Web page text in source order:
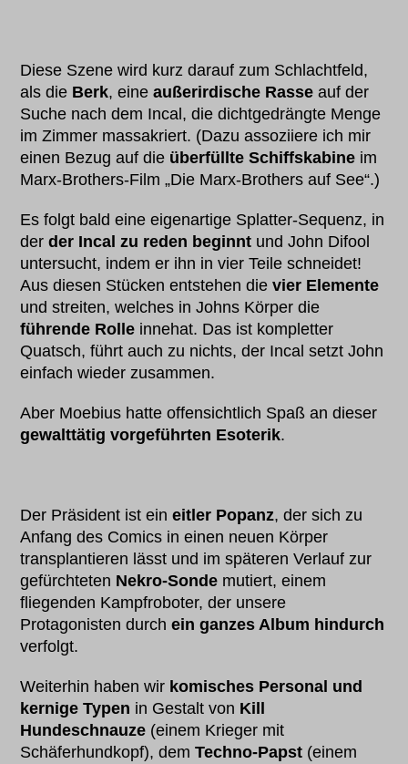
Diese Szene wird kurz darauf zum Schlachtfeld,
als die Berk, eineaußerirdische Rasse auf der
Suche nach dem Incal, die dichtgedrängte Menge
im Zimmer massakriert. (Dazu assoziiere ich mir
einen Bezug auf die überfüllte Schiffskabine im
Marx-Brothers-Film „Die Marx-Brothers auf See“.)
Es folgt bald eine eigenartige Splatter-Sequenz, in
derder Incal zu reden beginnt und John Difool
untersucht, indem er ihn in vier Teile schneidet!
Aus diesen Stücken entstehen dievier Elemente
und streiten, welches in Johns Körper die
führende Rolle innehat. Das ist kompletter
Quatsch, führt auch zu nichts, der Incal setzt John
einfach wieder zusammen.
Aber Moebius hatte offensichtlich Spaß an dieser
gewalttätig vorgeführten Esoterik.
Der Präsident ist eineitler Popanz, der sich zu
Anfang des Comics in einen neuen Körper
transplantieren lässt und im späteren Verlauf zur
gefürchteten Nekro-Sonde mutiert, einem
fliegenden Kampfroboter, der unsere
Protagonisten durchein ganzes Album hindurch
verfolgt.
Weiterhin haben wir komisches Personal und
kernige Typen in Gestalt von Kill
Hundeschnauze (einem Krieger mit
Schäferhundkopf), demTechno-Papst (einem